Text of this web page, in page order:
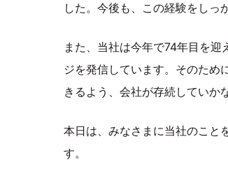
した。今後も、この経験をしっ
また、当社は今年で74年目を
ジを発信しています。そのため
きるよう、会社が存続していか
本日は、みなさまに当社のこと
す。